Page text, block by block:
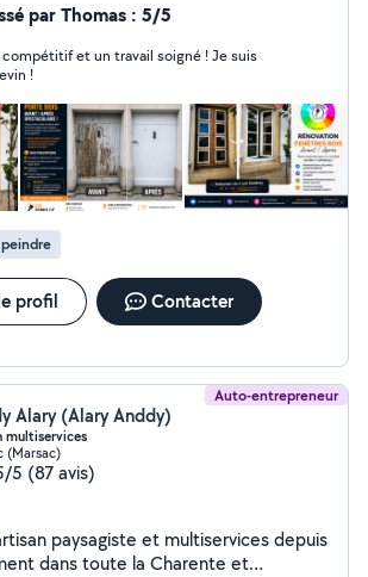
pour la peinture intérieure et
de volets, portes, fenêtres,
lasure, remise en état avant/après,
finitions et entretien général de
aux chantiers soignés chez particuliers,
à fournir un travail propre,
Disponible pour petits travaux,
, rénovation esthétique et entretien
général - Petit
propre et sérieux -
dans toutes la
par Thomas : 5/5
et un travail soigné ! Je suis
!
profil Contacter
Auto-entrepreneur
Alary (Alary Anddy)
multiservices
(Marsac)
5 (87 avis)
paysagiste et multiservices depuis
dans toute la Charente et